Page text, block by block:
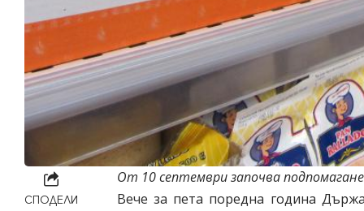
СПОДЕЛИ
От 10 септември започва
Вече за пета поредна година